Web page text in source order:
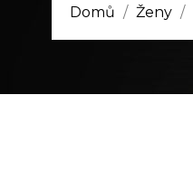
Domů Ženy